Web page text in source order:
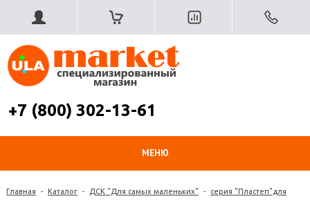
+7 (800) 302-13-61
МЕНЮ
Главная - Каталог - ДСК "Для самых маленьких" - серия "Пластеп"для